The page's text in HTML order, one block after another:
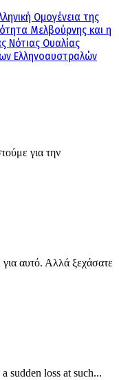
Ομογένεια της
Μελβούρνης και η
Νότιας Ουαλίας
Ελληνοαυστραλών
για την
αυτό. Αλλά ξεχάσατε
sudden loss at such...